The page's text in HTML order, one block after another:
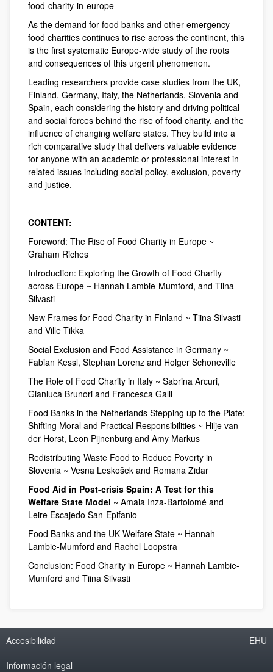
food-charity-in-europe
As the demand for food banks and other emergency
food charities continues to rise across the continent, this
is the first systematic Europe-wide study of the roots
and consequences of this urgent phenomenon.
Leading researchers provide case studies from the UK,
Finland, Germany, Italy, the Netherlands, Slovenia and
Spain, each considering the history and driving political
and social forces behind the rise of food charity, and the
influence of changing welfare states. They build into a
rich comparative study that delivers valuable evidence
for anyone with an academic or professional interest in
related issues including social policy, exclusion, poverty
and justice.
CONTENT:
Foreword: The Rise of Food Charity in Europe ~
Graham Riches
Introduction: Exploring the Growth of Food Charity
across Europe ~ Hannah Lambie-Mumford, and Tiina
Silvasti
New Frames for Food Charity in Finland ~ Tiina Silvasti
and Ville Tikka
Social Exclusion and Food Assistance in Germany ~
Fabian Kessl, Stephan Lorenz and Holger Schoneville
The Role of Food Charity in Italy ~ Sabrina Arcuri,
Gianluca Brunori and Francesca Galli
Food Banks in the Netherlands Stepping up to the Plate:
Shifting Moral and Practical Responsibilities ~ Hilje van
der Horst, Leon Pijnenburg and Amy Markus
Redistributing Waste Food to Reduce Poverty in
Slovenia ~ Vesna Leskošek and Romana Zidar
Food Aid in Post-crisis Spain: A Test for this
Welfare State Model ~ Amaia Inza-Bartolomé and
Leire Escajedo San-Epifanio
Food Banks and the UK Welfare State ~ Hannah
Lambie-Mumford and Rachel Loopstra
Conclusion: Food Charity in Europe ~ Hannah Lambie-
Mumford and Tiina Silvasti
Accesibilidad
Información legal
EHU